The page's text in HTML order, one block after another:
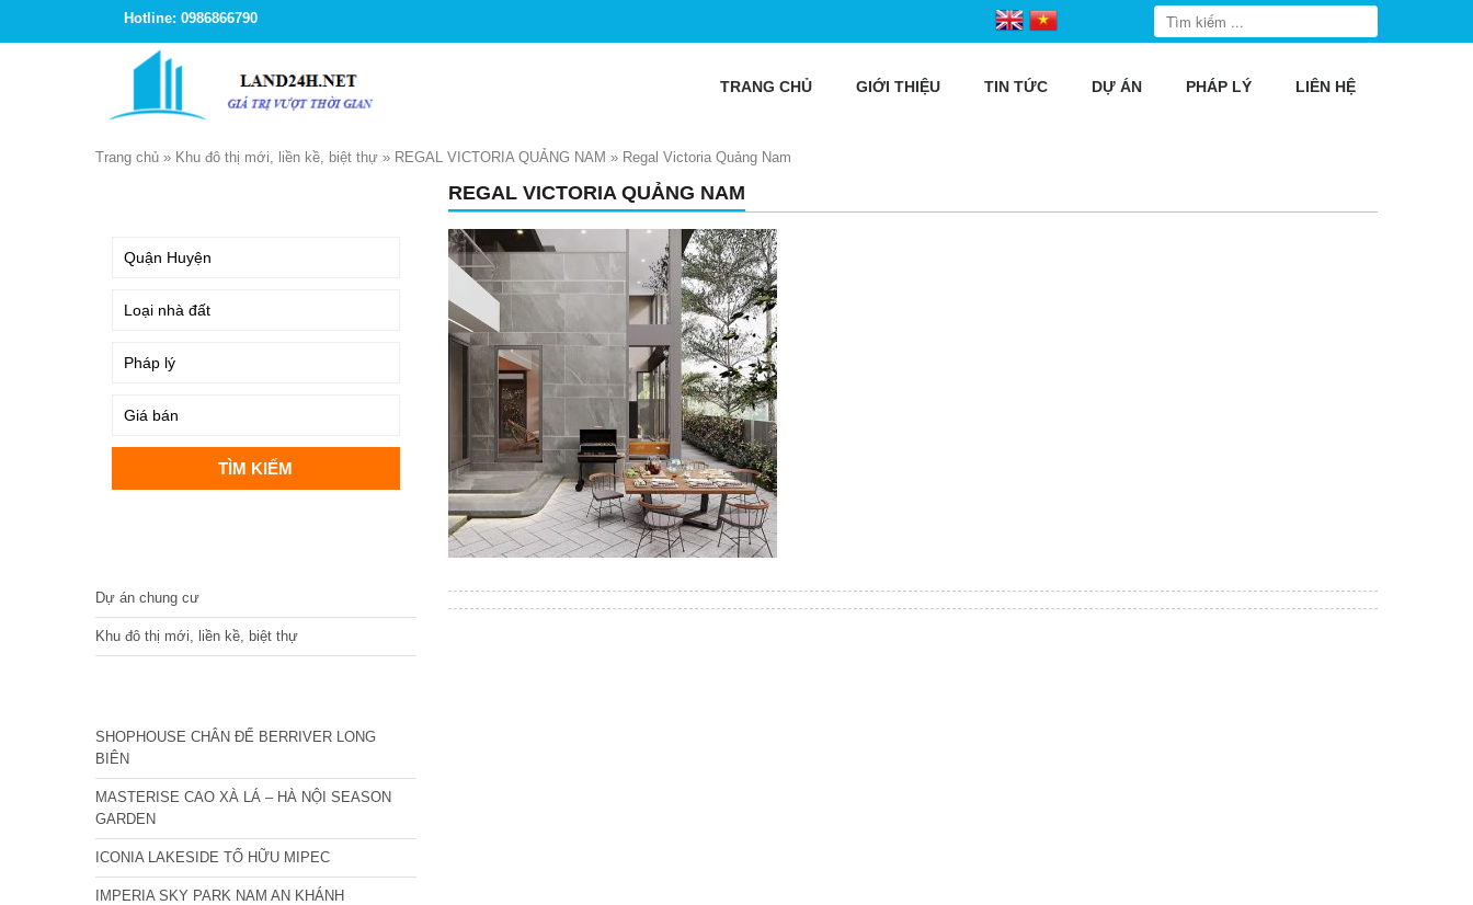
Hotline: 0986866790
TRANG CHỦ GIỚI THIỆU TIN TỨC DỰ ÁN PHÁP LÝ LIÊN HỆ
Trang chủ » Khu đô thị mới, liền kề, biệt thự » REGAL VICTORIA QUẢNG NAM » Regal Victoria Quảng Nam
REGAL VICTORIA QUẢNG NAM
Dự án chung cư
Khu đô thị mới, liền kề, biệt thự
SHOPHOUSE CHÂN ĐẾ BERRIVER LONG
BIÊN
MASTERISE CAO XÀ LÁ – HÀ NỘI SEASON
GARDEN
ICONIA LAKESIDE TỐ HỮU MIPEC
IMPERIA SKY PARK NAM AN KHÁNH